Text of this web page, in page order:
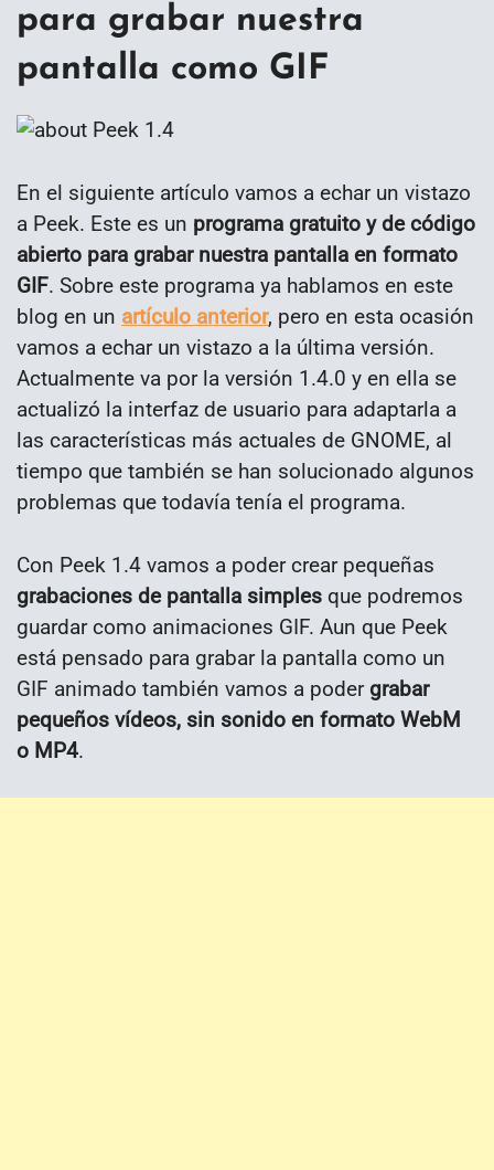
para grabar nuestra
pantalla como GIF
En el siguiente artículo vamos a echar un vistazo
a Peek. Este es un programa gratuito y de código
abierto para grabar nuestra pantalla en formato
GIF. Sobre este programa ya hablamos en este
blog en un artículo anterior, pero en esta ocasión
vamos a echar un vistazo a la última versión.
Actualmente va por la versión 1.4.0 y en ella se
actualizó la interfaz de usuario para adaptarla a
las características más actuales de GNOME, al
tiempo que también se han solucionado algunos
problemas que todavía tenía el programa.
Con Peek 1.4 vamos a poder crear pequeñas
grabaciones de pantalla simples que podremos
guardar como animaciones GIF. Aun que Peek
está pensado para grabar la pantalla como un
GIF animado también vamos a poder grabar
pequeños vídeos, sin sonido en formato WebM
o MP4.